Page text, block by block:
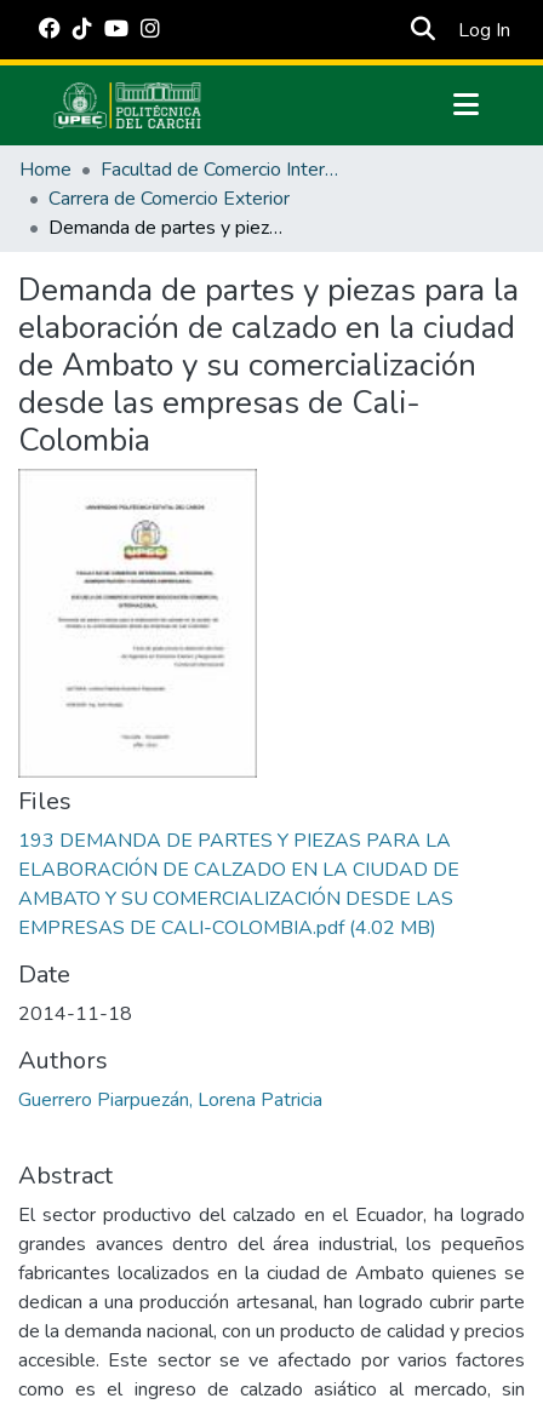
Log In
Communities & Collections
All of DSpace
Statistics
Estadísticas Externas
Manuales
Home
Facultad de Comercio Internacional, Integración, Administración y Economía Empresarial
Carrera de Comercio Exterior
Demanda de partes y piezas para la elaboración de calzado en la ciudad de Ambato y su comercialización desde las empresas de Cali-Colombia
Demanda de partes y piezas para la
elaboración de calzado en la ciudad
de Ambato y su comercialización
desde las empresas de Cali-
Colombia
Files
193 DEMANDA DE PARTES Y PIEZAS PARA LA
ELABORACIÓN DE CALZADO EN LA CIUDAD DE
AMBATO Y SU COMERCIALIZACIÓN DESDE LAS
EMPRESAS DE CALI-COLOMBIA.pdf(4.02 MB)
Date
2014-11-18
Authors
Guerrero Piarpuezán, Lorena Patricia
Abstract
El sector productivo del calzado en el Ecuador, ha logrado
grandes avances dentro del área industrial, los pequeños
fabricantes localizados en la ciudad de Ambato quienes se
dedican a una producción artesanal, han logrado cubrir parte
de la demanda nacional, con un producto de calidad y precios
accesible. Este sector se ve afectado por varios factores
como es el ingreso de calzado asiático al mercado, sin